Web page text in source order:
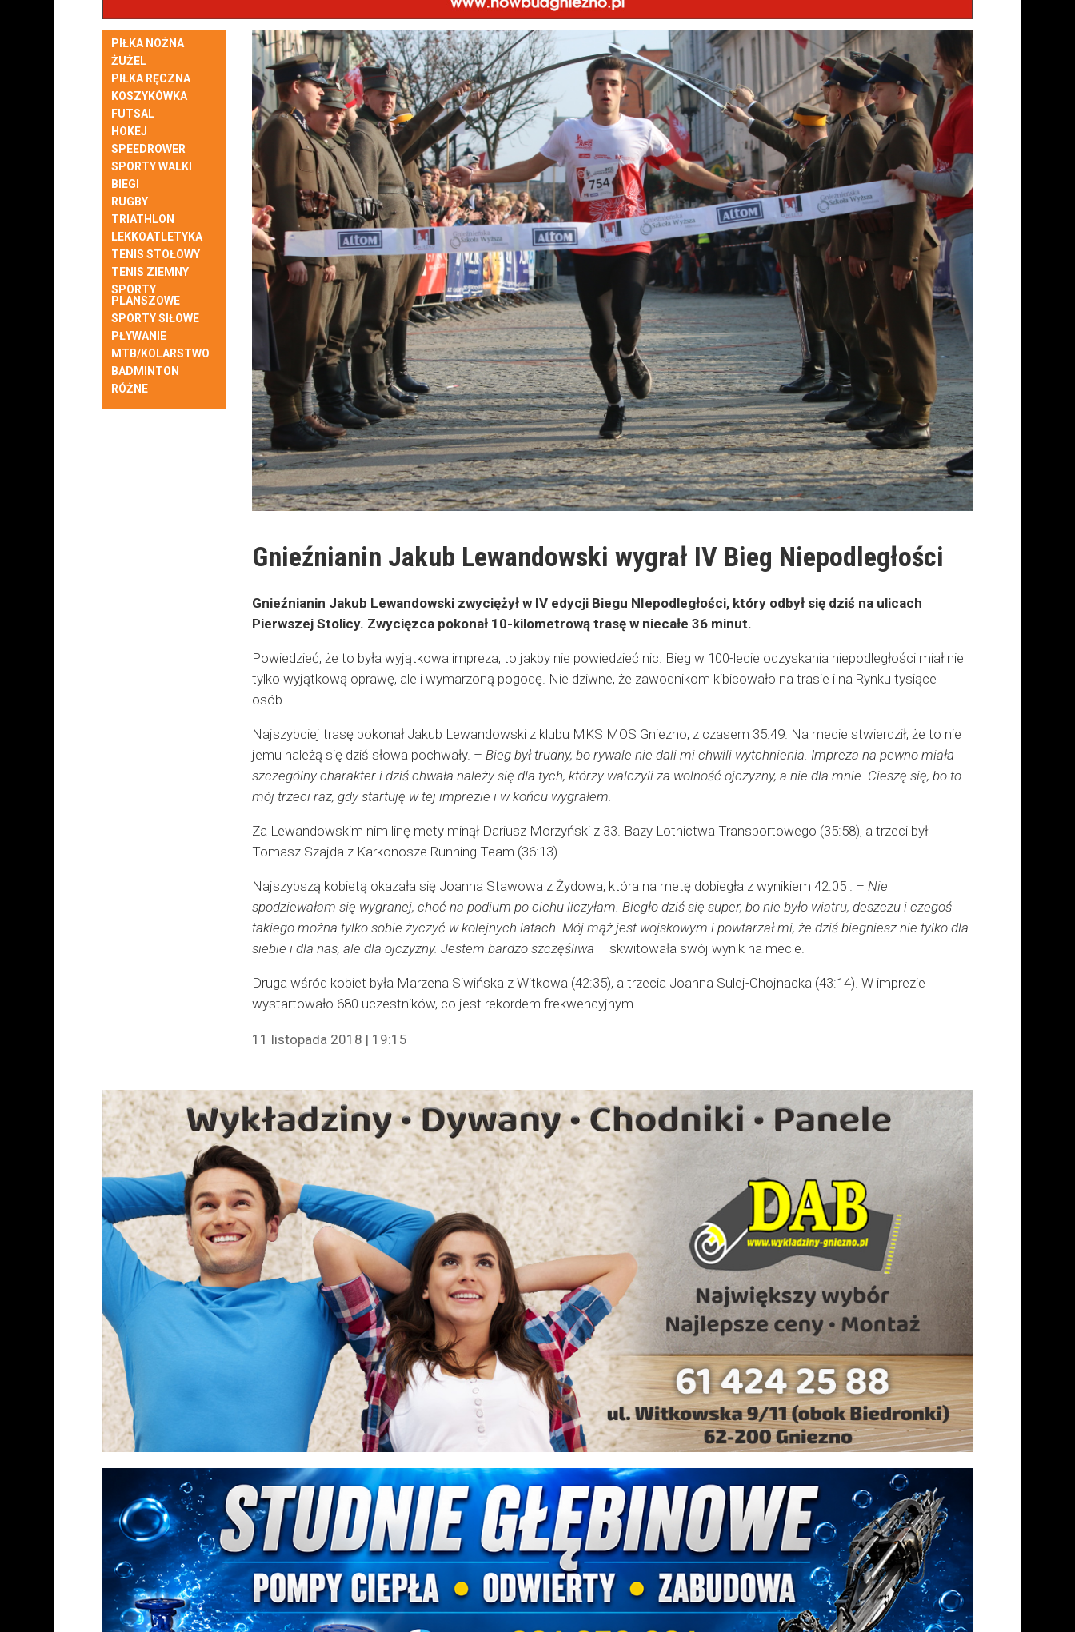
PIŁKA NOŻNA
ŻUŻEL
PIŁKA RĘCZNA
KOSZYKÓWKA
FUTSAL
HOKEJ
SPEEDROWER
SPORTY WALKI
BIEGI
RUGBY
TRIATHLON
LEKKOATLETYKA
TENIS STOŁOWY
TENIS ZIEMNY
SPORTY
PLANSZOWE
SPORTY SIŁOWE
PŁYWANIE
MTB/KOLARSTWO
BADMINTON
RÓŻNE
Gnieźnianin Jakub Lewandowski wygrał IV Bieg Niepodległości
Gnieźnianin Jakub Lewandowski zwyciężył w IV edycji Biegu NIepodległości, który odbył się dziś na ulicach
Pierwszej Stolicy. Zwycięzca pokonał 10-kilometrową trasę w niecałe 36 minut.
Powiedzieć, że to była wyjątkowa impreza, to jakby nie powiedzieć nic. Bieg w 100-lecie odzyskania niepodległości miał nie
tylko wyjątkową oprawę, ale i wymarzoną pogodę. Nie dziwne, że zawodnikom kibicowało na trasie i na Rynku tysiące
osób.
Najszybciej trasę pokonał Jakub Lewandowski z klubu MKS MOS Gniezno, z czasem 35:49. Na mecie stwierdził, że to nie
jemu należą się dziś słowa pochwały. – Bieg był trudny, bo rywale nie dali mi chwili wytchnienia. Impreza na pewno miała
szczególny charakter i dziś chwała należy się dla tych, którzy walczyli za wolność ojczyzny, a nie dla mnie. Cieszę się, bo to
mój trzeci raz, gdy startuję w tej imprezie i w końcu wygrałem.
Za Lewandowskim nim linę mety minął Dariusz Morzyński z 33. Bazy Lotnictwa Transportowego (35:58), a trzeci był
Tomasz Szajda z Karkonosze Running Team (36:13)
Najszybszą kobietą okazała się Joanna Stawowa z Żydowa, która na metę dobiegła z wynikiem 42:05 . – Nie
spodziewałam się wygranej, choć na podium po cichu liczyłam. Biegło dziś się super, bo nie było wiatru, deszczu i czegoś
takiego można tylko sobie życzyć w kolejnych latach. Mój mąż jest wojskowym i powtarzał mi, że dziś biegniesz nie tylko dla
siebie i dla nas, ale dla ojczyzny. Jestem bardzo szczęśliwa – skwitowała swój wynik na mecie.
Druga wśród kobiet była Marzena Siwińska z Witkowa (42:35), a trzecia Joanna Sulej-Chojnacka (43:14). W imprezie
wystartowało 680 uczestników, co jest rekordem frekwencyjnym.
11 listopada 2018 | 19:15